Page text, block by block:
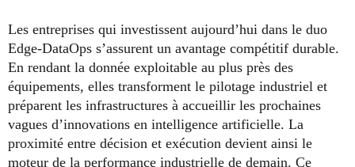
Les entreprises qui investissent aujourd’hui dans le duo
Edge-DataOps s’assurent un avantage compétitif durable.
En rendant la donnée exploitable au plus près des
équipements, elles transforment le pilotage industriel et
préparent les infrastructures à accueillir les prochaines
vagues d’innovations en intelligence artificielle. La
proximité entre décision et exécution devient ainsi le
moteur de la performance industrielle de demain. Ce